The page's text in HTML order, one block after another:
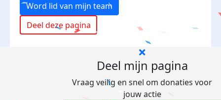
Word lid van mijn team
Deel deze pagina
Deel mijn pagina
Vraag veilig en snel om donaties voor
jouw actie